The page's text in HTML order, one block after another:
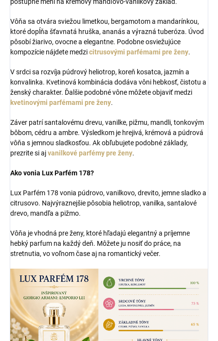
Vôňa sa otvára sviežou limetkou, bergamotom a mandarínkou,
ktoré dopĺňa šťavnatá hruška, ananás a výrazná tuberóza. Úvod
pôsobí žiarivo, ovocne a elegantne. Podobne osviežujúce
kompozície nájdete medzicitrusovými parfémami pre ženy.
V srdci sa rozvíja púdrový heliotrop, koreň kosatca, jazmín a
konvalinka. Kvetinová kombinácia dodáva vôni hebkosť, čistotu a
ženský charakter. Ďalšie podobné vône môžete objaviť medzi
kvetinovými parfémami pre ženy.
Záver patrí santalovému drevu, vanilke, pižmu, mandli, tonkovým
bôbom, cédru a ambre. Výsledkom je hrejivá, krémová a púdrová
vôňa s jemnou sladkosťou. Ak obľubujete podobné základy,
prezrite si ajvanilkové parfémy pre ženy.
Ako vonia Lux Parfém 178?
Lux Parfém 178 vonia púdrovo, vanilkovo, drevito, jemne sladko a
citrusovo. Najvýraznejšie pôsobia heliotrop, vanilka, santalové
drevo, mandľa a pižmo.
Vôňa je vhodná pre ženy, ktoré hľadajú elegantný a príjemne
hebký parfum na každý deň. Môžete ju nosiť do práce, na
stretnutia, vo voľnom čase aj na romantický večer.